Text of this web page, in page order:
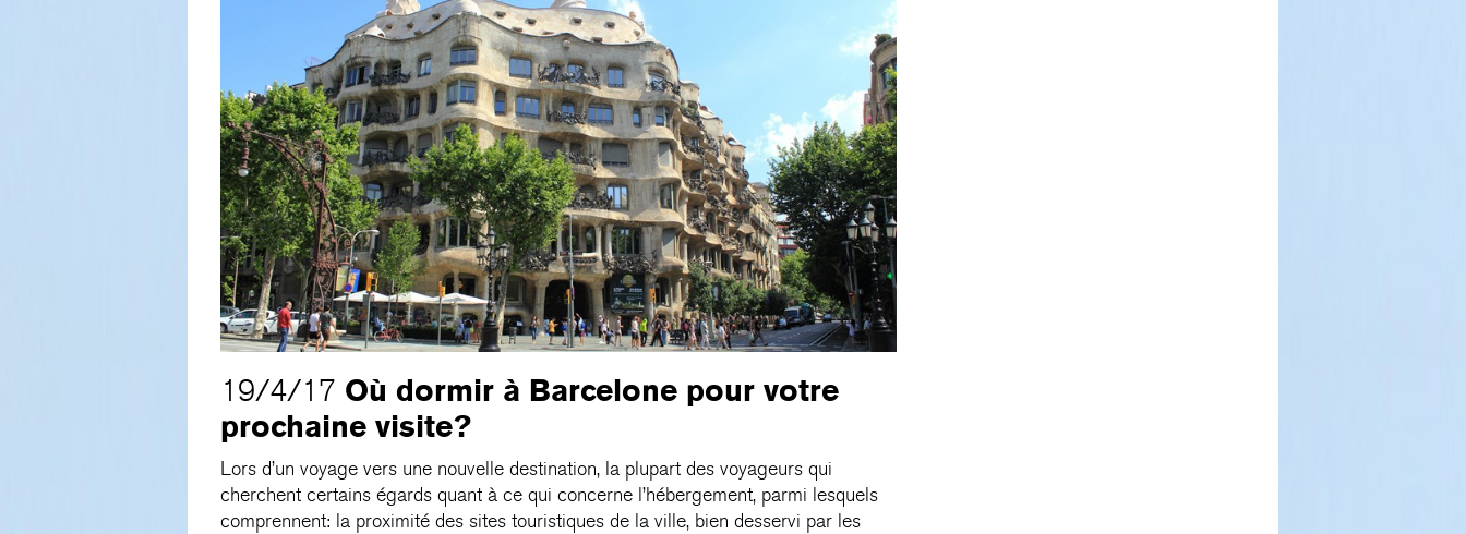
19/4/17 Où dormir à Barcelone pour votre
prochaine visite?
Lors d’un voyage vers une nouvelle destination, la plupart des voyageurs qui
cherchent certains égards quant à ce qui concerne l’hébergement, parmi lesquels
comprennent: la proximité des sites touristiques de la ville, bien desservi par les